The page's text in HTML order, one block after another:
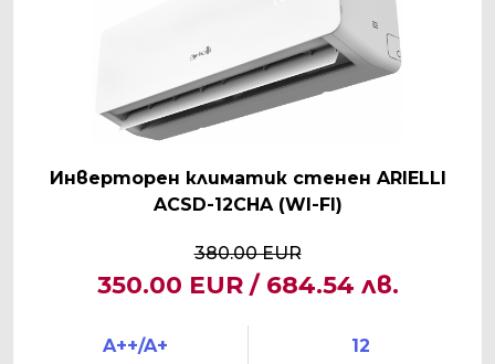
Инверторен климатик стенен ARIELLI
ACSD-12CHA (WI-FI)
380.00 EUR
350.00 EUR / 684.54 лв.
A++/A+ 12